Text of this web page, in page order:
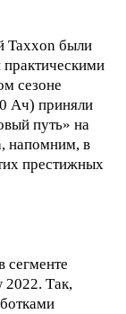
Taxxon были
сезоне
Ач) приняли
путь» на
напомним, в
престижных
2022. Так,